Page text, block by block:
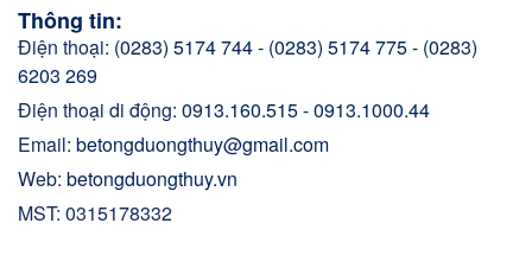
Thông tin:
Điện thoại: (0283) 5174 744 - (0283) 5174 775 - (0283)
6203 269
Điện thoại di động: 0913.160.515 - 0913.1000.44
Email: betongduongthuy@gmail.com
Web: betongduongthuy.vn
MST: 0315178332